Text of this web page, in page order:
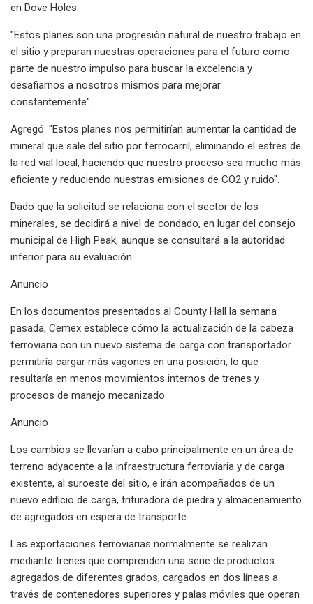
en Dove Holes.
"Estos planes son una progresión natural de nuestro trabajo en
el sitio y preparan nuestras operaciones para el futuro como
parte de nuestro impulso para buscar la excelencia y
desafiarnos a nosotros mismos para mejorar
constantemente".
Agregó: "Estos planes nos permitirían aumentar la cantidad de
mineral que sale del sitio por ferrocarril, eliminando el estrés de
la red vial local, haciendo que nuestro proceso sea mucho más
eficiente y reduciendo nuestras emisiones de CO2 y ruido".
Dado que la solicitud se relaciona con el sector de los
minerales, se decidirá a nivel de condado, en lugar del consejo
municipal de High Peak, aunque se consultará a la autoridad
inferior para su evaluación.
Anuncio
En los documentos presentados al County Hall la semana
pasada, Cemex establece cómo la actualización de la cabeza
ferroviaria con un nuevo sistema de carga con transportador
permitiría cargar más vagones en una posición, lo que
resultaría en menos movimientos internos de trenes y
procesos de manejo mecanizado.
Anuncio
Los cambios se llevarían a cabo principalmente en un área de
terreno adyacente a la infraestructura ferroviaria y de carga
existente, al suroeste del sitio, e irán acompañados de un
nuevo edificio de carga, trituradora de piedra y almacenamiento
de agregados en espera de transporte.
Las exportaciones ferroviarias normalmente se realizan
mediante trenes que comprenden una serie de productos
agregados de diferentes grados, cargados en dos líneas a
través de contenedores superiores y palas móviles que operan